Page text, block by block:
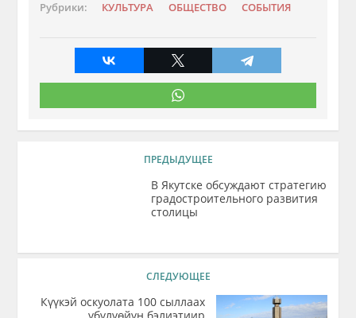
Рубрики: КУЛЬТУРА ОБЩЕСТВО СОБЫТИЯ
ПРЕДЫДУЩЕЕ
В Якутске обсуждают стратегию
градостроительного развития
столицы
СЛЕДУЮЩЕЕ
Күүкэй оскуолата 100 сыллаах